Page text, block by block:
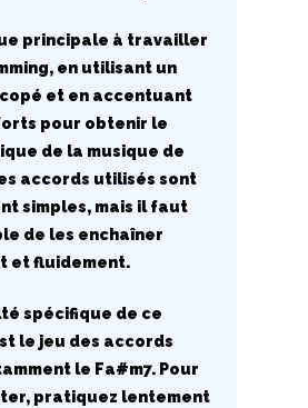
principale à travailler
en utilisant un
et en accentuant
pour obtenir le
de la musique de
accords utilisés sont
simples, mais il faut
de les enchaîner
et fluidement.
spécifique de ce
le jeu des accords
le Fa#m7. Pour
pratiquez lentement
I
J
K
L
M
N
O